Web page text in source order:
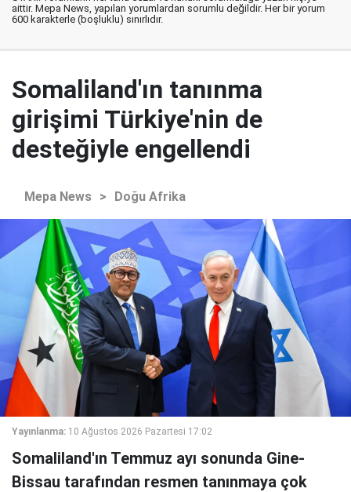
aittir. Mepa News, yapılan yorumlardan sorumlu değildir. Her bir yorum
600 karakterle (boşluklu) sınırlıdır.
Somaliland'ın tanınma
girişimi Türkiye'nin de
desteğiyle engellendi
Mepa News > Doğu Afrika
Yayınlanma: 10 Ağustos 2026 Pazartesi 17:02
Somaliland'ın Temmuz ayı sonunda Gine-
Bissau tarafından resmen tanınmaya çok